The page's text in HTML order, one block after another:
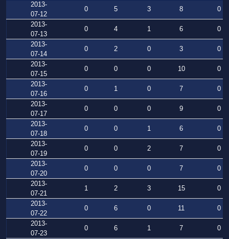
2013-
07-12
0 5 3 8
0
2013-
07-13
0 4 1 6
0
2013-
07-14
0 2 0 3
0
2013-
07-15
0 0 0 10
0
2013-
07-16
0 1 0 7
0
2013-
07-17
0 0 0 9
0
2013-
07-18
0 0 1 6
0
2013-
07-19
0 0 2 7
0
2013-
07-20
0 0 0 7
0
2013-
07-21
1 2 3 15
0
2013-
07-22
0 6 0 11
0
2013-
07-23
0 6 1 7
0